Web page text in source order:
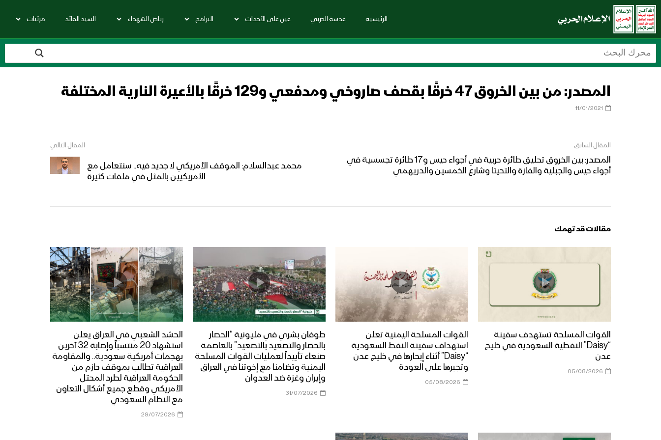
الرئيسية عدسة الحربي عين على الأحداث البرامج رياض الشهداء السيد القائد مرئيات
المصدر: من بين الخروق 47 خرقًا بقصف صاروخي ومدفعي و129 خرقًا بالأعيرة النارية المختلفة
11/01/2021
المقال السابق
المصدر: بين الخروق تحليق طائرة حربية في أجواء حيس و17 طائرة تجسسية في
أجواء حيس والجبلية والفازة والتحيتا وشارع الخمسين والدريهمي
المقال التالي
محمد عبدالسلام: الموقف الأمريكي لا جديد فيه.. سنتعامل مع
الأمريكيين بالمثل في ملفات كثيرة
مقالات قد تهمك
القوات المسلحة تستهدف سفينة
“Daisy” النفطية السعودية في خليج
عدن
05/08/2026
القوات المسلحة اليمنية تعلن
استهداف سفينة النفط السعودية
“Daisy” أثناء إبحارها في خليج عدن
وتجبرها على العودة
05/08/2026
طوفان بشري في مليونية “الحصار
بالحصار والتصعيد بالتصعيد” بالعاصمة
صنعاء تأييداً لعمليات القوات المسلحة
اليمنية وتضامنا مع إخوتنا في العراق
وإيران وغزة ضد العدوان
31/07/2026
الحشد الشعبي في العراق يعلن
استشهاد 20 منتسباً وإصابة 32 آخرين
بهجمات أمريكية سعودية.. والمقاومة
العراقية تطالب بموقف حازم من
الحكومة العراقية لطرد المحتل
الأمريكي وقطع جميع أشكال التعاون
مع النظام السعودي
29/07/2026